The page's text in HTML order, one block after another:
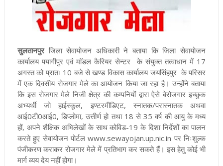
सुलतानपुरजिला सेवायोजन अधिकारी ने बताया कि जिला सेवायोजन
कार्यालय पयागीपुर एवं माॅडल कैरियर सेन्टर के संयुक्त तत्वाधान में 17
अगस्त को प्रातः 10 बजे से खण्ड विकास कार्यालय जयसिंहपुर के परिसर
में एक दिवसीय रोजगार मेले का आयोजन किया जा रहा है। उन्होंने बताया
कि इस रोजगार मेले निजी क्षेत्र की कम्पनियों द्वारा ऐसे बेरोजगार इच्छुक
अभ्यर्थी जो हाईस्कूल, इण्टरमीडिएट, स्नातक/परास्नातक अथवा
आई0टी0आई0, डिप्लोमा, उत्तीर्ण हो तथा 18 से 35 वर्ष की आयु के मध्य
हों, अपने शैक्षिक अभिलेखों के साथ कोविड-19 के दिशा निर्देशों का पालन
करते हुए सेवायोजन पोर्टल www.sewayojan.up.nic.in पर निःशुल्क
पंजीकरण कराकर रोजगार मेले में प्रतिभाग कर सकते हैं। इस हेतु कोई भी
मार्ग व्यय देय नहीं होगा।